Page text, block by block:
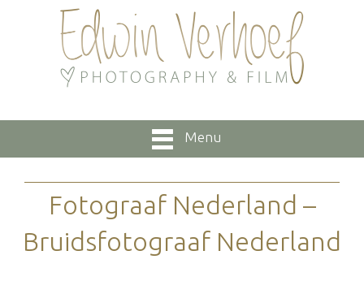
Menu
Fotograaf Nederland –
Bruidsfotograaf Nederland